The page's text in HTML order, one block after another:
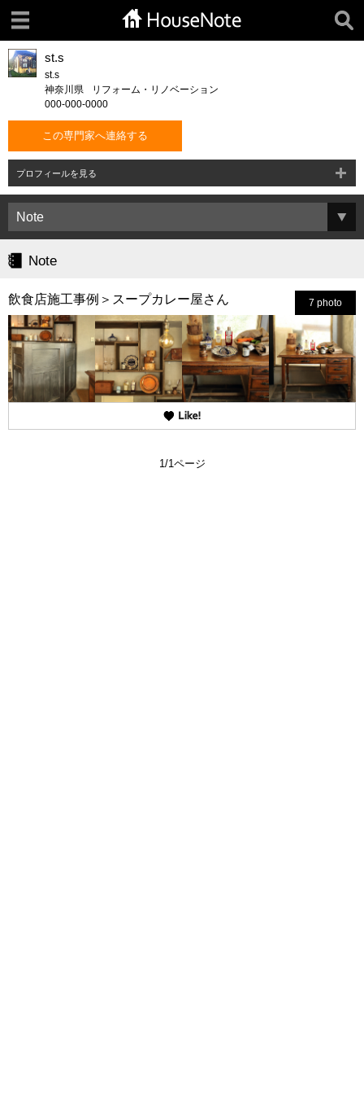
st.s
st.s
神奈川県
リフォーム・リノベーション
000-000-0000
この専門家へ連絡する
プロフィールを見る
Note
飲食店施工事例＞スープカレー屋さん 7 photo
1/1ページ